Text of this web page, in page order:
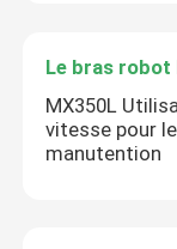
Le bras robot
MX350L
vitesse pour
manutention